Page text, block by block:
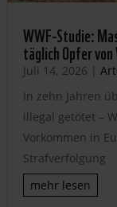
WWF-Studie:
täglich Opfer
Juli 14, 2026 |
In zehn Jahren
illegal getötet –
Vorkommen in
Strafverfolgung
mehr lesen